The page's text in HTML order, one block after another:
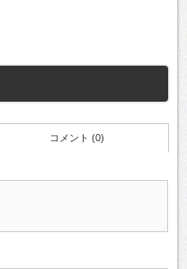
コメント (0)